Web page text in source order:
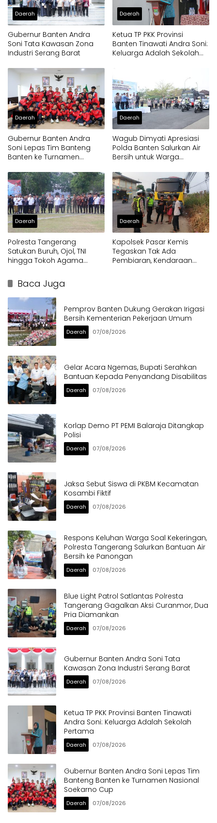
Daerah
Gubernur Banten Andra
Soni Tata Kawasan Zona
Industri Serang Barat
Daerah
Ketua TP PKK Provinsi
Banten Tinawati Andra Soni:
Keluarga Adalah Sekolah
Daerah
Gubernur Banten Andra
Soni Lepas Tim Banteng
Banten ke Turnamen
Daerah
Wagub Dimyati Apresiasi
Polda Banten Salurkan Air
Bersih untuk Warga
Daerah
Polresta Tangerang
Satukan Buruh, Ojol, TNI
hingga Tokoh Agama
Daerah
Kapolsek Pasar Kemis
Tegaskan Tak Ada
Pembiaran, Kendaraan
Baca Juga
Pemprov Banten Dukung Gerakan Irigasi
Bersih Kementerian Pekerjaan Umum
Daerah 07/08/2026
Gelar Acara Ngemas, Bupati Serahkan
Bantuan Kepada Penyandang Disabilitas
Daerah 07/08/2026
Korlap Demo PT PEMI Balaraja Ditangkap
Polisi
Daerah 07/08/2026
Jaksa Sebut Siswa di PKBM Kecamatan
Kosambi Fiktif
Daerah 07/08/2026
Respons Keluhan Warga Soal Kekeringan,
Polresta Tangerang Salurkan Bantuan Air
Bersih ke Panongan
Daerah 07/08/2026
Blue Light Patrol Satlantas Polresta
Tangerang Gagalkan Aksi Curanmor, Dua
Pria Diamankan
Daerah 07/08/2026
Gubernur Banten Andra Soni Tata
Kawasan Zona Industri Serang Barat
Daerah 07/08/2026
Ketua TP PKK Provinsi Banten Tinawati
Andra Soni: Keluarga Adalah Sekolah
Pertama
Daerah 07/08/2026
Gubernur Banten Andra Soni Lepas Tim
Banteng Banten ke Turnamen Nasional
Soekarno Cup
Daerah 07/08/2026